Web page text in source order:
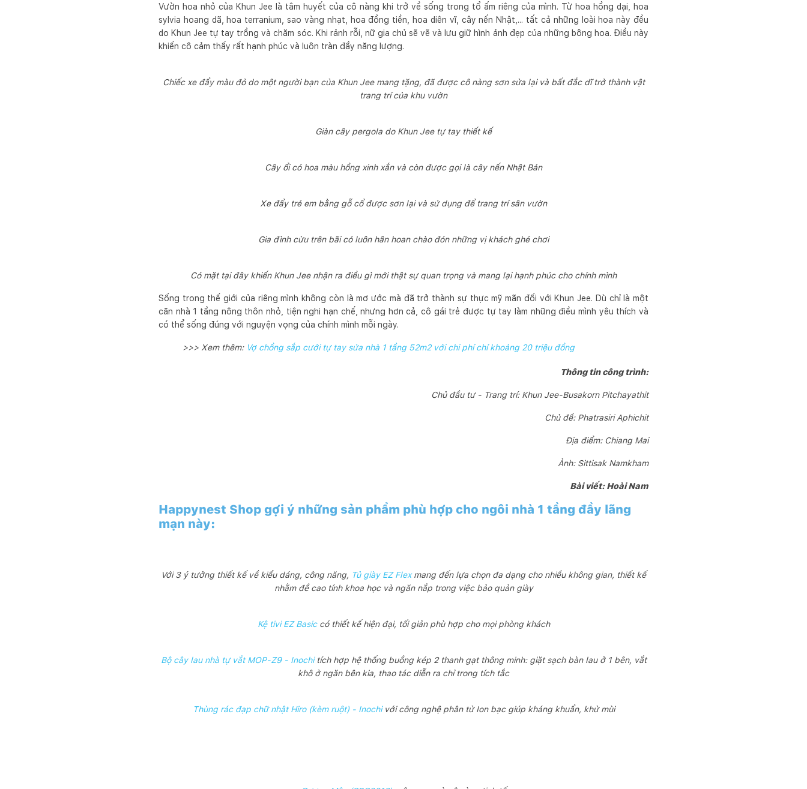
Vườn hoa nhỏ của Khun Jee là tâm huyết của cô nàng khi trở về sống trong tổ ấm riêng của mình. Từ hoa hồng dại, hoa
sylvia hoang dã, hoa terranium, sao vàng nhạt, hoa đồng tiền, hoa diên vĩ, cây nến Nhật,... tất cả những loài hoa này đều
do Khun Jee tự tay trồng và chăm sóc. Khi rảnh rỗi, nữ gia chủ sẽ vẽ và lưu giữ hình ảnh đẹp của những bông hoa. Điều này
khiến cô cảm thấy rất hạnh phúc và luôn tràn đầy năng lượng.
Chiếc xe đẩy màu đỏ do một người bạn của Khun Jee mang tặng, đã được cô nàng sơn sửa lại và bất đắc dĩ trở thành vật
trang trí của khu vườn
Giàn cây pergola do Khun Jee tự tay thiết kế
Cây ổi có hoa màu hồng xinh xắn và còn được gọi là cây nến Nhật Bản
Xe đẩy trẻ em bằng gỗ cổ được sơn lại và sử dụng để trang trí sân vườn
Gia đình cừu trên bãi cỏ luôn hân hoan chào đón những vị khách ghé chơi
Có mặt tại đây khiến Khun Jee nhận ra điều gì mới thật sự quan trọng và mang lại hạnh phúc cho chính mình
Sống trong thế giới của riêng mình không còn là mơ ước mà đã trở thành sự thực mỹ mãn đối với Khun Jee. Dù chỉ là một
căn nhà 1 tầng nông thôn nhỏ, tiện nghi hạn chế, nhưng hơn cả, cô gái trẻ được tự tay làm những điều mình yêu thích và
có thể sống đúng với nguyện vọng của chính mình mỗi ngày.
>>> Xem thêm: Vợ chồng sắp cưới tự tay sửa nhà 1 tầng 52m2 với chi phí chỉ khoảng 20 triệu đồng
Thông tin công trình:
Chủ đầu tư - Trang trí: Khun Jee-Busakorn Pitchayathit
Chủ đề: Phatrasiri Aphichit
Địa điểm: Chiang Mai
Ảnh: Sittisak Namkham
Bài viết: Hoài Nam
Happynest Shop gợi ý những sản phẩm phù hợp cho ngôi nhà 1 tầng đầy lãng
mạn này:
Với 3 ý tưởng thiết kế về kiểu dáng, công năng, Tủ giày EZ Flexmang đến lựa chọn đa dạng cho nhiều không gian, thiết kế
nhằm đề cao tính khoa học và ngăn nắp trong việc bảo quản giày
Kệ tivi EZ Basiccó thiết kế hiện đại, tối giản phù hợp cho mọi phòng khách
Bộ cây lau nhà tự vắt MOP-Z9 - Inochi tích hợp hệ thống buồng kép 2 thanh gạt thông minh: giặt sạch bàn lau ở 1 bên, vắt
khô ở ngăn bên kia, thao tác diễn ra chỉ trong tích tắc
Thùng rác đạp chữ nhật Hiro (kèm ruột) - Inochivới công nghệ phân tử Ion bạc giúp kháng khuẩn, khử mùi